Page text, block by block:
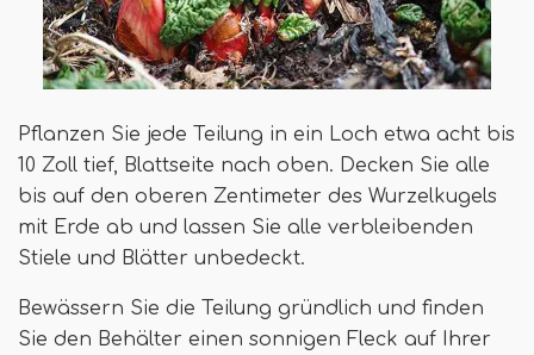
Pflanzen Sie jede Teilung in ein Loch etwa acht bis
10 Zoll tief, Blattseite nach oben. Decken Sie alle
bis auf den oberen Zentimeter des Wurzelkugels
mit Erde ab und lassen Sie alle verbleibenden
Stiele und Blätter unbedeckt.
Bewässern Sie die Teilung gründlich und finden
Sie den Behälter einen sonnigen Fleck auf Ihrer